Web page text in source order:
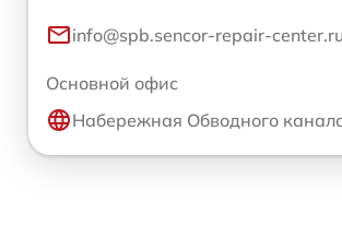
info@spb.sencor-repair-center.ru
Основной офис
Набережная Обводного